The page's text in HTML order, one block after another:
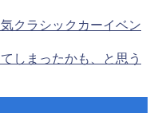
クラシックカーイベン
しまったかも、と思う